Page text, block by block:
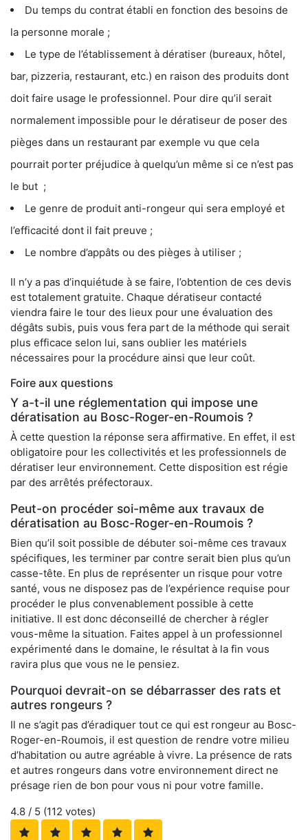
Du temps du contrat établi en fonction des besoins de
la personne morale ;
Le type de l’établissement à dératiser (bureaux, hôtel,
bar, pizzeria, restaurant, etc.) en raison des produits dont
doit faire usage le professionnel. Pour dire qu’il serait
normalement impossible pour le dératiseur de poser des
pièges dans un restaurant par exemple vu que cela
pourrait porter préjudice à quelqu’un même si ce n’est pas
le but ;
Le genre de produit anti-rongeur qui sera employé et
l’efficacité dont il fait preuve ;
Le nombre d’appâts ou des pièges à utiliser ;
Il n’y a pas d’inquiétude à se faire, l’obtention de ces devis
est totalement gratuite. Chaque dératiseur contacté
viendra faire le tour des lieux pour une évaluation des
dégâts subis, puis vous fera part de la méthode qui serait
plus efficace selon lui, sans oublier les matériels
nécessaires pour la procédure ainsi que leur coût.
Foire aux questions
Y a-t-il une réglementation qui impose une
dératisation au Bosc-Roger-en-Roumois ?
À cette question la réponse sera affirmative. En effet, il est
obligatoire pour les collectivités et les professionnels de
dératiser leur environnement. Cette disposition est régie
par des arrêtés préfectoraux.
Peut-on procéder soi-même aux travaux de
dératisation au Bosc-Roger-en-Roumois ?
Bien qu’il soit possible de débuter soi-même ces travaux
spécifiques, les terminer par contre serait bien plus qu’un
casse-tête. En plus de représenter un risque pour votre
santé, vous ne disposez pas de l’expérience requise pour
procéder le plus convenablement possible à cette
initiative. Il est donc déconseillé de chercher à régler
vous-même la situation. Faites appel à un professionnel
expérimenté dans le domaine, le résultat à la fin vous
ravira plus que vous ne le pensiez.
Pourquoi devrait-on se débarrasser des rats et
autres rongeurs ?
Il ne s’agit pas d’éradiquer tout ce qui est rongeur au Bosc-
Roger-en-Roumois, il est question de rendre votre milieu
d’habitation ou autre agréable à vivre. La présence de rats
et autres rongeurs dans votre environnement direct ne
présage rien de bon pour vous ni pour votre famille.
4.8 / 5 (112 votes)